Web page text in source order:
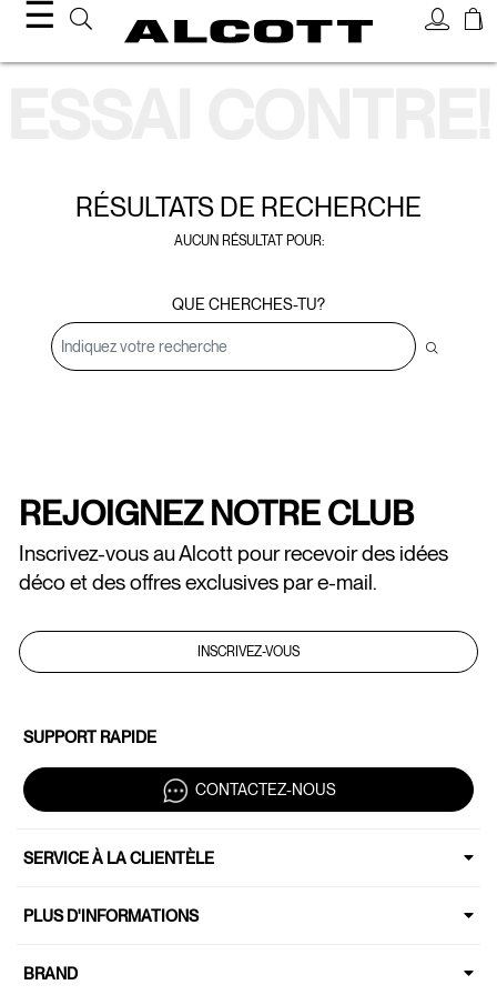
☰
RÉSULTATS DE RECHERCHE
AUCUN RÉSULTAT POUR:
QUE CHERCHES-TU?
REJOIGNEZ NOTRE CLUB
Inscrivez-vous au Alcott pour recevoir des idées
déco et des offres exclusives par e-mail.
INSCRIVEZ-VOUS
SUPPORT RAPIDE
CONTACTEZ-NOUS
SERVICE À LA CLIENTÈLE
PLUS D'INFORMATIONS
BRAND